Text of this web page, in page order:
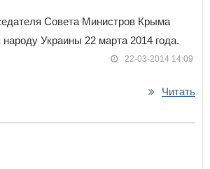
Совета Министров Крыма
Украины 22 марта 2014 года.
22-03-2014 14:09
Читать